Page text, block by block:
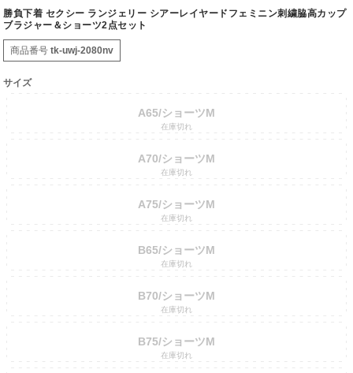
勝負下着 セクシー ランジェリー シアーレイヤードフェミニン刺繍脇高カップ
ブラジャー＆ショーツ2点セット
商品番号 tk-uwj-2080nv
サイズ
A65/ショーツM
在庫切れ
A70/ショーツM
在庫切れ
A75/ショーツM
在庫切れ
B65/ショーツM
在庫切れ
B70/ショーツM
在庫切れ
B75/ショーツM
在庫切れ